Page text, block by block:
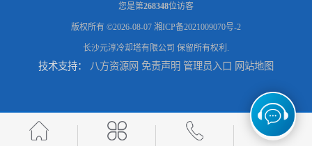
电厂冷却塔 郑州喷淋泵厂家
您是第268348位访客
版权所有 ©2026-08-07 湘ICP备2021009070号-2
长沙元淳冷却塔有限公司 保留所有权利.
技术支持： 八方资源网 免责声明 管理员入口 网站地图